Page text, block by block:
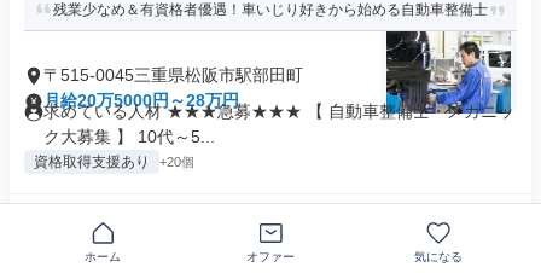
残業少なめ＆有資格者優遇！車いじり好きから始める自動車整備士
〒515-0045三重県松阪市駅部田町
月給20万5000円～28万円
求めている人材 ★★★急募★★★ 【 自動車整備士・メカニッ
ク大募集 】 10代～5...
資格取得支援あり +20個
気になる
ホーム オファー 気になる